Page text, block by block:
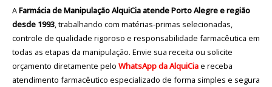
AFarmácia de Manipulação AlquiCia atende Porto Alegre e região
desde 1993, trabalhando com matérias-primas selecionadas,
controle de qualidade rigoroso e responsabilidade farmacêutica em
todas as etapas da manipulação. Envie sua receita ou solicite
orçamento diretamente pelo WhatsApp da AlquiCiae receba
atendimento farmacêutico especializado de forma simples e segura